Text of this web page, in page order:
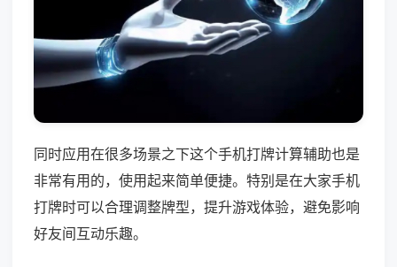
同时应用在很多场景之下这个手机打牌计算辅助也是
非常有用的，使用起来简单便捷。特别是在大家手机
打牌时可以合理调整牌型，提升游戏体验，避免影响
好友间互动乐趣。